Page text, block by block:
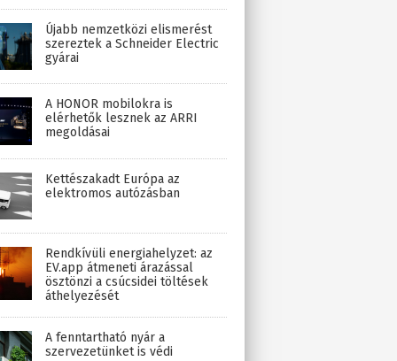
Újabb nemzetközi elismerést
szereztek a Schneider Electric
gyárai
A HONOR mobilokra is
elérhetők lesznek az ARRI
megoldásai
Kettészakadt Európa az
elektromos autózásban
Rendkívüli energiahelyzet: az
EV.app átmeneti árazással
ösztönzi a csúcsidei töltések
áthelyezését
A fenntartható nyár a
szervezetünket is védi